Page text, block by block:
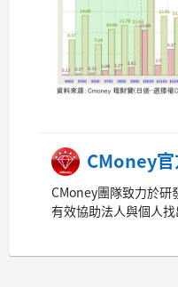
CMoney官
CMoney團隊致力於研
有效協助法人與個人